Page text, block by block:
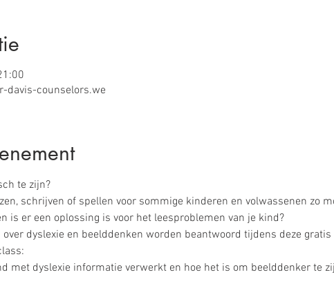
davis-counselors.we
te zijn?
schrijven of spellen voor sommige kinderen en volwassenen zo
is er een oplossing is voor het leesproblemen van je kind?
over dyslexie en beelddenken worden beantwoord tijdens deze
met dyslexie informatie verwerkt en hoe het is om beelddenker te